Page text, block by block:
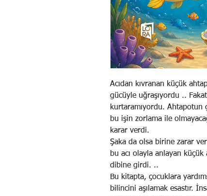
Acıdan kıvranan küçük
gücüyle uğraşıyordu ..
kurtaramıyordu. Ahtapotun
bu işin zorlama ile
karar verdi.
Şaka da olsa birine zarar
bu acı olayla anlayan
dibine girdi. ..
Bu kitapta, çocuklara
bilincini aşılamak esastır.